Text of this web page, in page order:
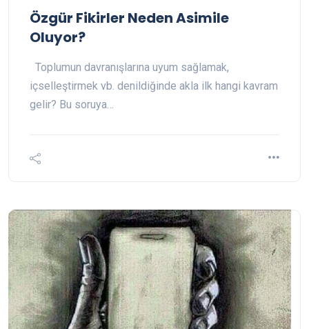
Özgür Fikirler Neden Asimile
Oluyor?
Toplumun davranışlarına uyum sağlamak,
içselleştirmek vb. denildiğinde akla ilk hangi kavram
gelir? Bu soruya…